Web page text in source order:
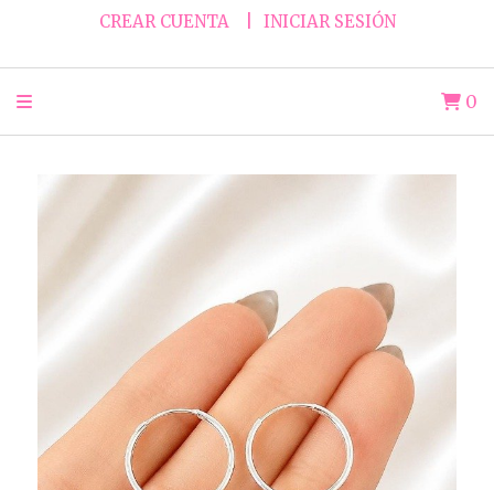
CREAR CUENTA INICIAR SESIÓN
0